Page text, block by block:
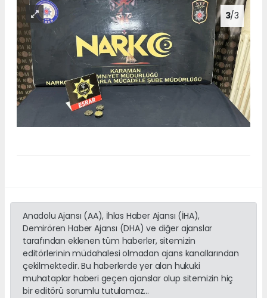
3/3
Anadolu Ajansı (AA), İhlas Haber Ajansı (İHA),
Demirören Haber Ajansı (DHA) ve diğer ajanslar
tarafından eklenen tüm haberler, sitemizin
editörlerinin müdahalesi olmadan ajans kanallarından
çekilmektedir. Bu haberlerde yer alan hukuki
muhataplar haberi geçen ajanslar olup sitemizin hiç
bir editörü sorumlu tutulamaz...